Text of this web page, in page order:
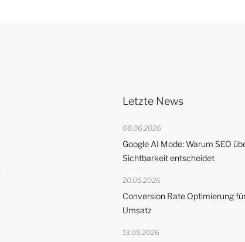
Letzte News
08.06.2026
Google AI Mode: Warum SEO
Sichtbarkeit entscheidet
20.05.2026
Conversion Rate Optimierung
Umsatz
13.05.2026